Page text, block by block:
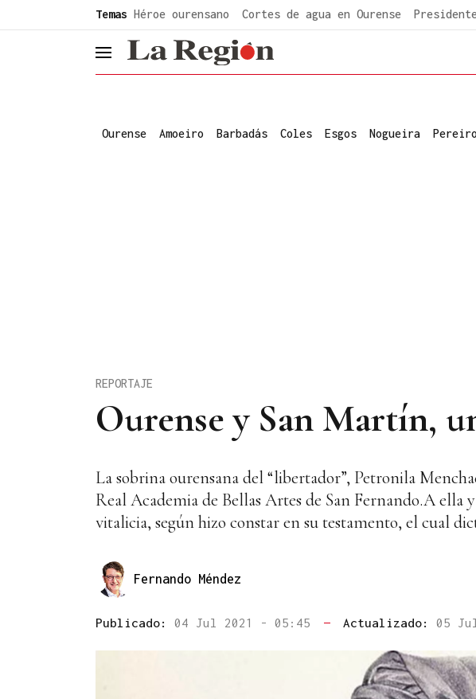
Temas Héroe ourensano Cortes de agua en Ourense
header.menu.open
Ourense Amoeiro Barbadás Coles Esgos Nogueira Pereiro
Ourense y San Martín,
REPORTAJE
La sobrina ourensana del “libertador”, Petronila
Real Academia de Bellas Artes de San Fernando.A ella
vitalicia, según hizo constar en su testamento, el cual
Fernando Méndez
Publicado: 04 Jul 2021 - 05:45 — Actualizado: 05